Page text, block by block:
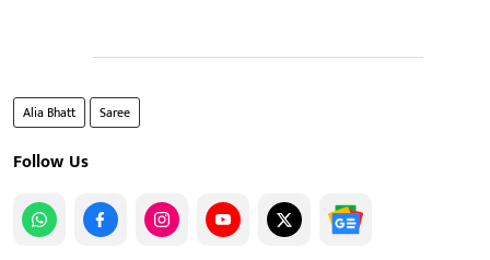
Alia Bhatt Saree
Follow Us